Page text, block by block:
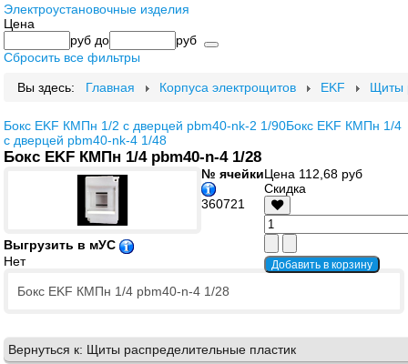
Электроустановочные изделия
Цена
руб до
руб
Сбросить все фильтры
Вы здесь: Главная Корпуса электрощитов EKF Щиты
Бокс EKF КМПн 1/2 с дверцей pbm40-nk-2 1/90Бокс EKF КМПн 1/4
с дверцей pbm40-nk-4 1/48
Бокс EKF КМПн 1/4 pbm40-n-4 1/28
Цена 112,68 руб
Скидка
№ ячейки
360721
Выгрузить в мУС
Нет
Бокс EKF КМПн 1/4 pbm40-n-4 1/28
Вернуться к: Щиты распределительные пластик